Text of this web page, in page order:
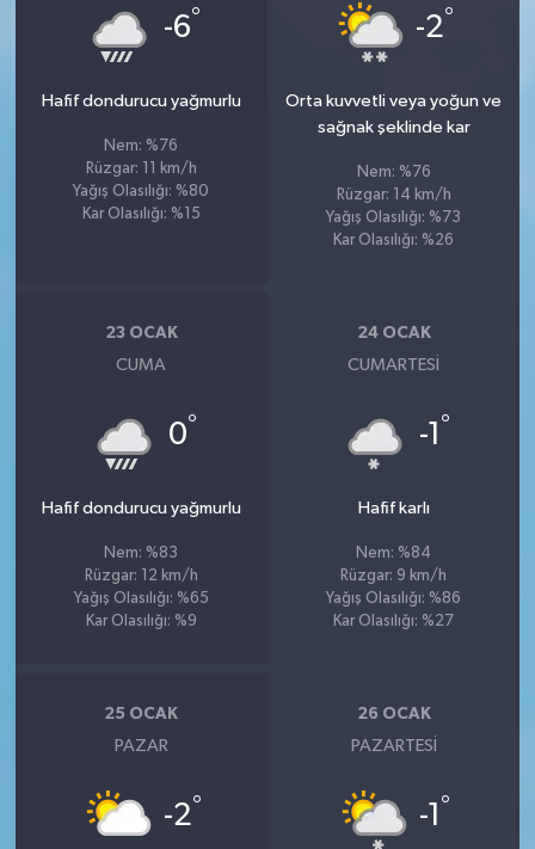
-6°
Hafif dondurucu yağmurlu
Nem: %76
Rüzgar: 11 km/h
Yağış Olasılığı: %80
Kar Olasılığı: %15
-2°
Orta kuvvetli veya yoğun ve
sağnak şeklinde kar
Nem: %76
Rüzgar: 14 km/h
Yağış Olasılığı: %73
Kar Olasılığı: %26
23 OCAK
CUMA
0°
Hafif dondurucu yağmurlu
Nem: %83
Rüzgar: 12 km/h
Yağış Olasılığı: %65
Kar Olasılığı: %9
24 OCAK
CUMARTESI
-1 °
Hafif karlı
Nem: %84
Rüzgar: 9 km/h
Yağış Olasılığı: %86
Kar Olasılığı: %27
25 OCAK
PAZAR
-2°
26 OCAK
PAZARTESI
-1 °